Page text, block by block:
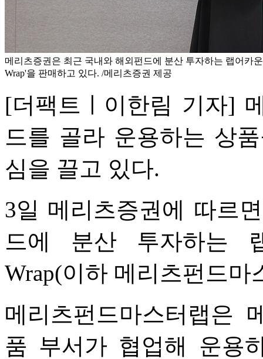
메리츠증권은 최근 국내와 해외펀드에 분산 투자하는 랩어카
Wrap'을 판매하고 있다. /메리츠증권 제공
[더팩트ㅣ이한림 기자]
드를 골라 운용하는 상
심을 끌고 있다.
3일 메리츠증권에 따르
드에 분산 투자하는
Wrap(이하 메리츠펀드
메리츠펀드마스터랩은
품 부서가 협업해 운용